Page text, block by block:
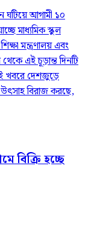
ঘটিয়ে আগামী ১০
মাধ্যমিক স্কুল
মন্ত্রণালয় এবং
এই চূড়ান্ত দিনটি
খবরে দেশজুড়ে
বিরাজ করছে,
বিক্রি হচ্ছে